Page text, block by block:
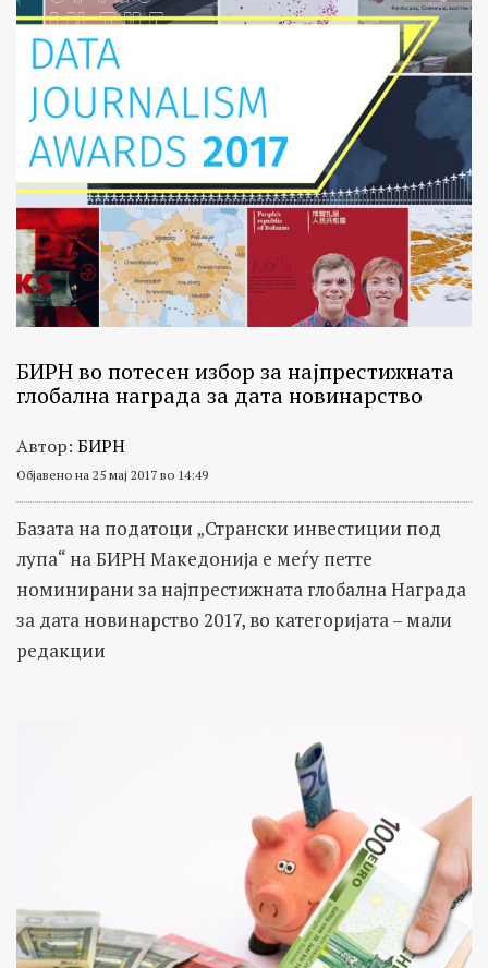
БИРН во потесен избор за најпрестижната
глобална награда за дата новинaрство
Автор: БИРН
Објавено на 25 мај 2017 во 14:49
Базата на податоци „Странски инвестиции под
лупа“ на БИРН Македонија е меѓу петте
номинирани за најпрестижната глобална Награда
за дата новинарство 2017, во категоријата – мали
редакции